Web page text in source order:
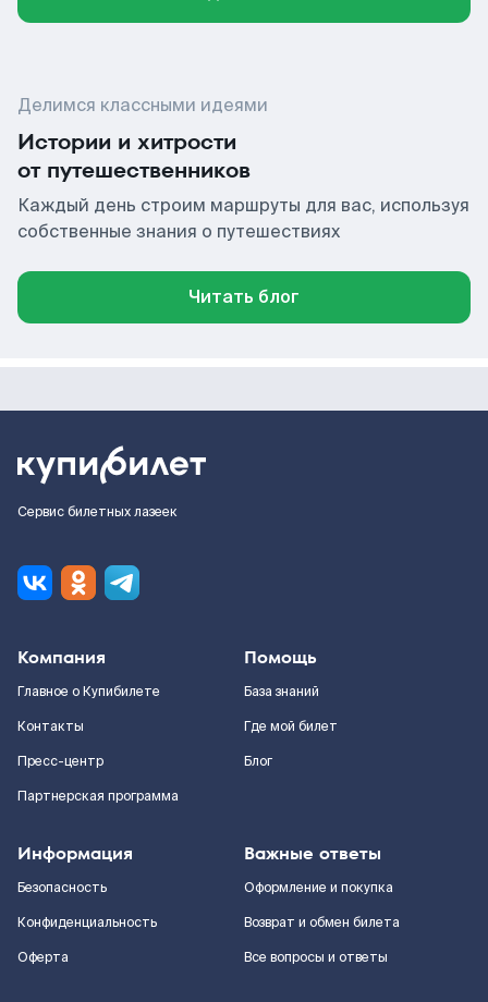
Делимся классными идеями
Истории и хитрости
от путешественников
Каждый день строим маршруты для вас, используя
собственные знания о путешествиях
Читать блог
Сервис билетных лазеек
Компания
Главное о Купибилете
Контакты
Пресс-центр
Партнерская программа
Помощь
База знаний
Где мой билет
Блог
Информация
Безопасность
Конфиденциальность
Оферта
Важные ответы
Оформление и покупка
Возврат и обмен билета
Все вопросы и ответы